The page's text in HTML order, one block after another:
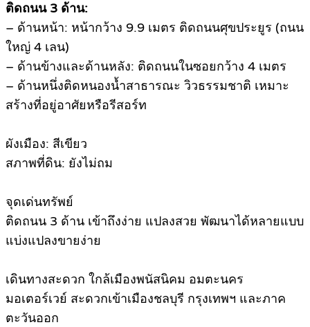
ติดถนน 3 ด้าน:
– ด้านหน้า: หน้ากว้าง 9.9 เมตร ติดถนนศุขประยูร (ถนน
ใหญ่ 4 เลน)
– ด้านข้างและด้านหลัง: ติดถนนในซอยกว้าง 4 เมตร
– ด้านหนึ่งติดหนองน้ำสาธารณะ วิวธรรมชาติ เหมาะ
สร้างที่อยู่อาศัยหรือรีสอร์ท
ผังเมือง: สีเขียว
สภาพที่ดิน: ยังไม่ถม
จุดเด่นทรัพย์
ติดถนน 3 ด้าน เข้าถึงง่าย แปลงสวย พัฒนาได้หลายแบบ
แบ่งแปลงขายง่าย
เดินทางสะดวก ใกล้เมืองพนัสนิคม อมตะนคร
มอเตอร์เวย์ สะดวกเข้าเมืองชลบุรี กรุงเทพฯ และภาค
ตะวันออก